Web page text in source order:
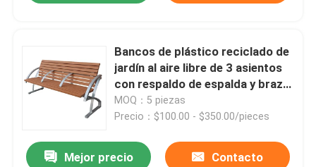
Bancos de plástico reciclado de
jardín al aire libre de 3 asientos
con respaldo de espalda y brazo
medio
MOQ：5 piezas
Precio：$100.00 - $350.00/pieces
Mejor precio Contacto